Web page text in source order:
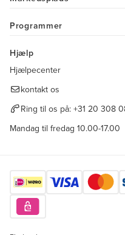
Programmer
Hjælp
Hjælpecenter
kontakt os
Ring til os på: +31 20 308
Mandag til fredag 10.00-17.00